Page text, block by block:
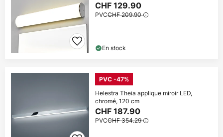
CHF 129.90
PVCCHF 209.90
En stock
PVC -47%
Helestra Theia applique miroir LED,
chromé, 120 cm
CHF 187.90
PVCCHF 354.29